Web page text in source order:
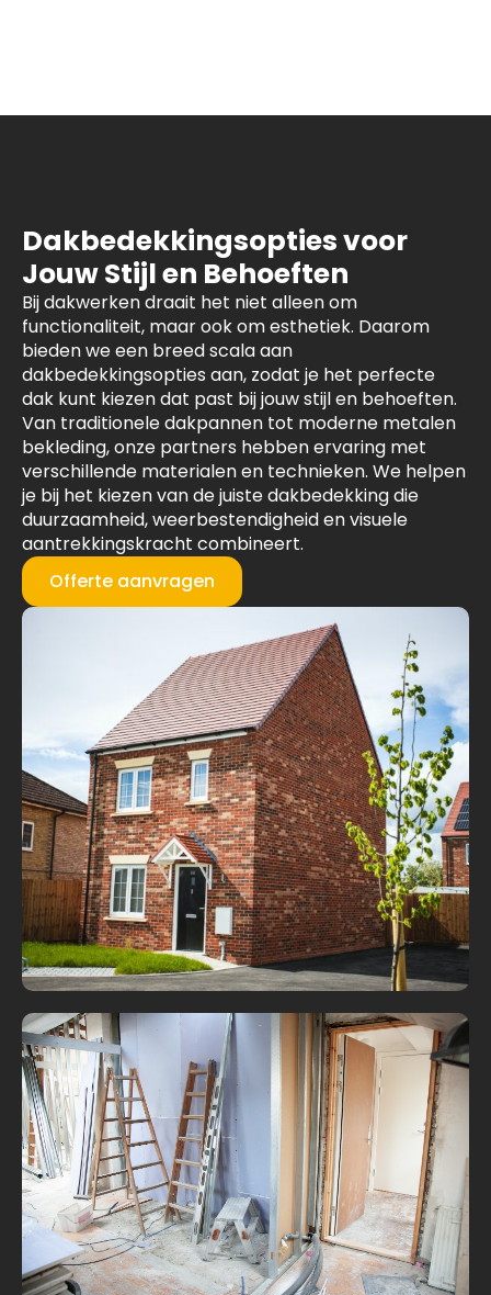
Dakbedekkingsopties voor
Jouw Stijl en Behoeften
Bij dakwerken draait het niet alleen om
functionaliteit, maar ook om esthetiek. Daarom
bieden we een breed scala aan
dakbedekkingsopties aan, zodat je het perfecte
dak kunt kiezen dat past bij jouw stijl en behoeften.
Van traditionele dakpannen tot moderne metalen
bekleding, onze partners hebben ervaring met
verschillende materialen en technieken. We helpen
je bij het kiezen van de juiste dakbedekking die
duurzaamheid, weerbestendigheid en visuele
aantrekkingskracht combineert.
Offerte aanvragen